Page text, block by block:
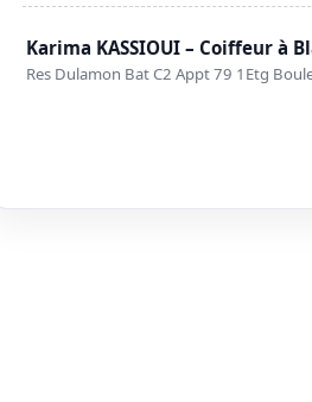
Karima KASSIOUI – Coiffeur à
Res Dulamon Bat C2 Appt 79 1Etg